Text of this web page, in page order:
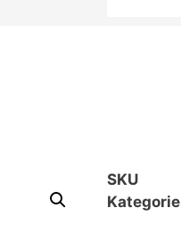
SKU
Kategorie